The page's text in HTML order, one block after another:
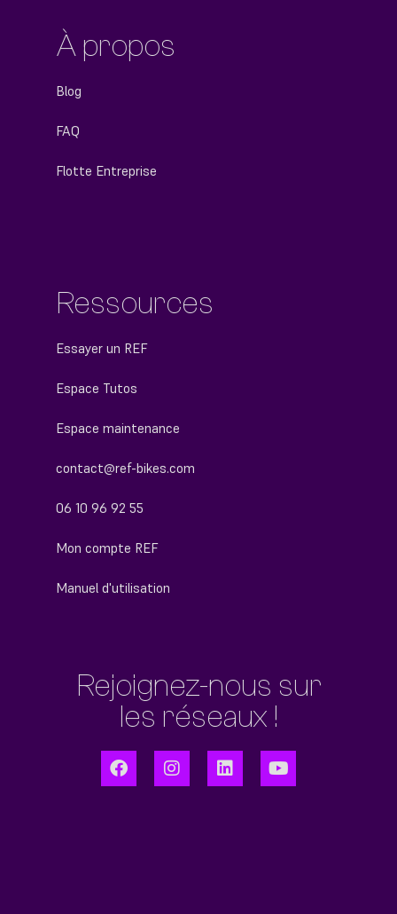
À propos
Blog
FAQ
Flotte Entreprise
Ressources
Essayer un REF
Espace Tutos
Espace maintenance
contact@ref-bikes.com
06 10 96 92 55
Mon compte REF
Manuel d'utilisation
Rejoignez-nous sur
les réseaux !